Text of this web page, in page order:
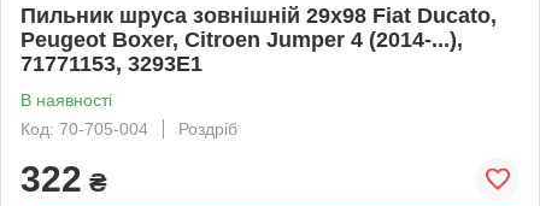
Пильник шруса зовнішній 29x98 Fiat Ducato,
Peugeot Boxer, Citroen Jumper 4 (2014-...),
71771153, 3293E1
В наявності
Код: 70-705-004
Роздріб
322 ₴